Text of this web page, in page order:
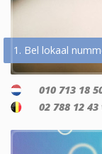
1. Bel lokaal
010 713 18
02 788 12 43